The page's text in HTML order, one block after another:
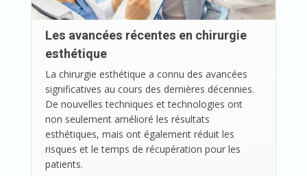
Les avancées récentes en chirurgie
esthétique
La chirurgie esthétique a connu des avancées
significatives au cours des dernières décennies.
De nouvelles techniques et technologies ont
non seulement amélioré les résultats
esthétiques, mais ont également réduit les
risques et le temps de récupération pour les
patients.